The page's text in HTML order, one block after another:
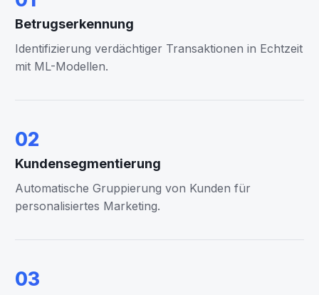
Betrugserkennung
Identifizierung verdächtiger Transaktionen in Echtzeit
mit ML-Modellen.
02
Kundensegmentierung
Automatische Gruppierung von Kunden für
personalisiertes Marketing.
03